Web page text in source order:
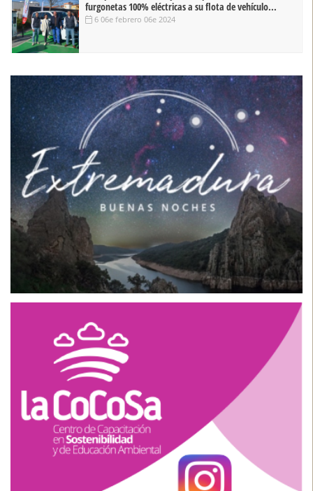
furgonetas 100% eléctricas a su flota de vehículo...
6 06e febrero 06e 2024